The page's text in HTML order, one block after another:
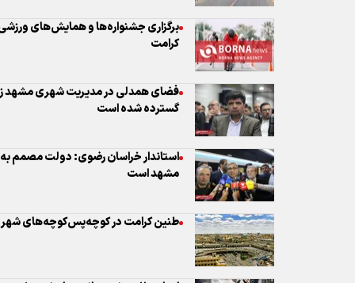
استاندار خراسان رضوی: دولت مصمم به
طنین کرامت در کوچه‌پس‌کوچه‌های شهر